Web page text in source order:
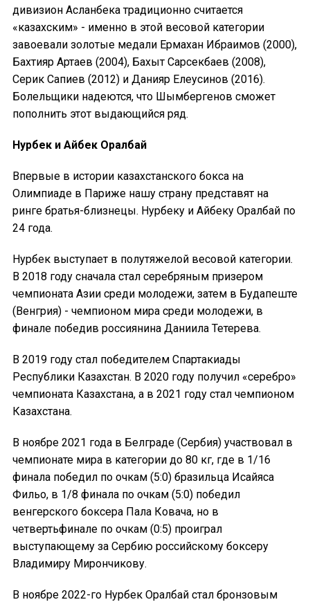
дивизион Асланбека традиционно считается
«казахским» - именно в этой весовой категории
завоевали золотые медали Ермахан Ибраимов (2000),
Бахтияр Артаев (2004), Бахыт Сарсекбаев (2008),
Серик Сапиев (2012) и Данияр Елеусинов (2016).
Болельщики надеются, что Шымбергенов сможет
пополнить этот выдающийся ряд.
Нурбек и Айбек Оралбай
Впервые в истории казахстанского бокса на
Олимпиаде в Париже нашу страну представят на
ринге братья-близнецы. Нурбеку и Айбеку Оралбай по
24 года.
Нурбек выступает в полутяжелой весовой категории.
В 2018 году сначала стал серебряным призером
чемпионата Азии среди молодежи, затем в Будапеште
(Венгрия) - чемпионом мира среди молодежи, в
финале победив россиянина Даниила Тетерева.
В 2019 году стал победителем Спартакиады
Республики Казахстан. В 2020 году получил «серебро»
чемпионата Казахстана, а в 2021 году стал чемпионом
Казахстана.
В ноябре 2021 года в Белграде (Сербия) участвовал в
чемпионате мира в категории до 80 кг, где в 1/16
финала победил по очкам (5:0) бразильца Исайяса
Фильо, в 1/8 финала по очкам (5:0) победил
венгерского боксера Пала Ковача, но в
четвертьфинале по очкам (0:5) проиграл
выступающему за Сербию российскому боксеру
Владимиру Мирончикову.
В ноябре 2022-го Нурбек Оралбай стал бронзовым